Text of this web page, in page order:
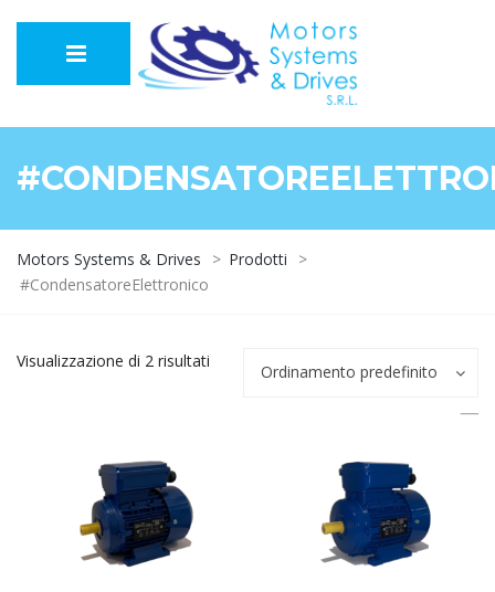
Motors Systems & Drives > Prodotti
>
#CondensatoreElettronico
Visualizzazione di 2 risultati
Ordinamento predefinito